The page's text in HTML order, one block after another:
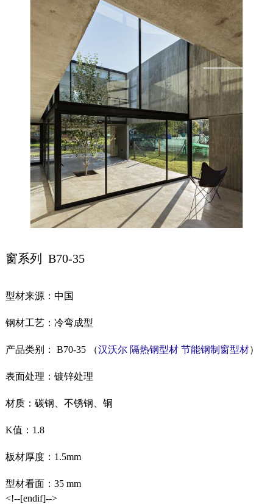
窗系列 B70-35
型材来源：中国
钢材工艺：冷弯成型
产品类别： B70-35 （汉沃尔 隔热钢型材 节能钢制窗型材）
表面处理：镀锌处理
材质：碳钢、不锈钢、铜
K值：1.8
板材厚度：1.5mm
型材看面：35 mm
<!--[endif]-->